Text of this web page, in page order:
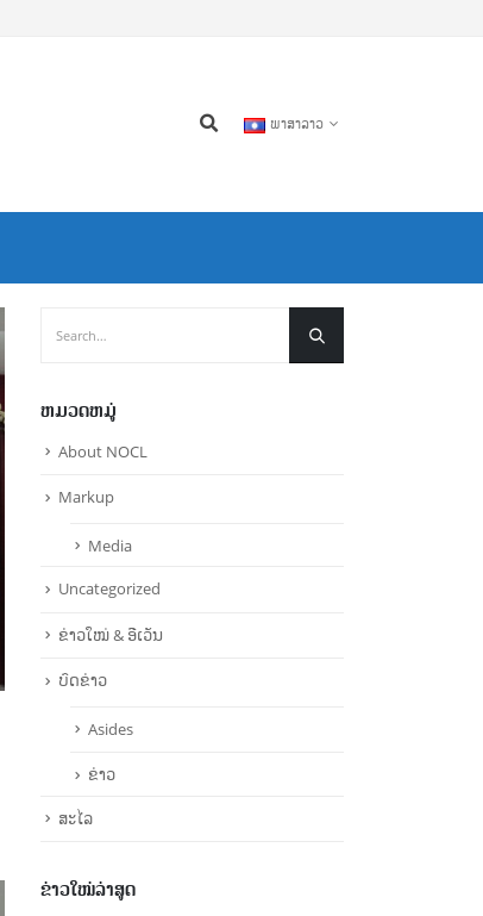
ພາສາລາວ
ຫມວດຫມູ່
About NOCL
Markup
Media
Uncategorized
ຂ່າວໃໝ່ & ອີເວັນ
ບົດຂ່າວ
Asides
ຂ່າວ
ສະໄລ
ຂ່າວໃໝ່ລ່າສູດ